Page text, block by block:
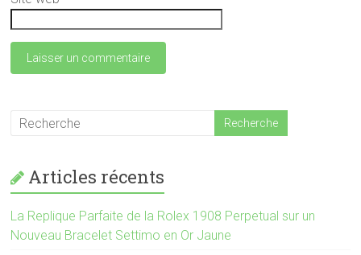
Articles récents
La Replique Parfaite de la Rolex 1908 Perpetual sur un
Nouveau Bracelet Settimo en Or Jaune